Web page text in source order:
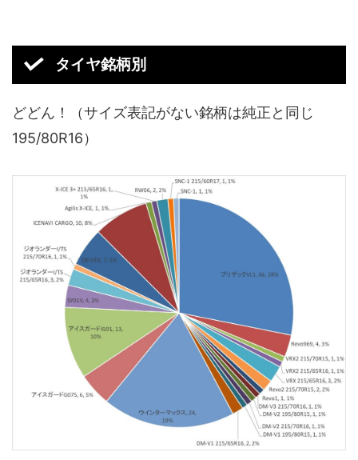
タイヤ銘柄別
どどん！（サイズ表記がない銘柄は純正と同じ
195/80R16）